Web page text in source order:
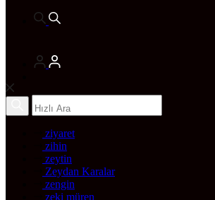
ziyaret
zihin
zeytin
Zeydan Karalar
zengin
zeki müren